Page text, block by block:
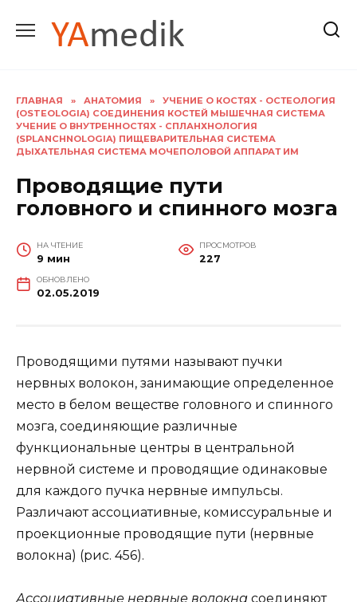
содержанию
ГЛАВНАЯ » АНАТОМИЯ »
УЧЕНИЕ О КОСТЯХ - ОСТЕОЛОГИЯ
(OSTEOLOGIA) СОЕДИНЕНИЯ КОСТЕЙ МЫШЕЧНАЯ СИСТЕМА
УЧЕНИЕ О ВНУТРЕННОСТЯХ - СПЛАНХНОЛОГИЯ
(SPLANCHNOLOGIA) ПИЩЕВАРИТЕЛЬНАЯ СИСТЕМА
ДЫХАТЕЛЬНАЯ СИСТЕМА МОЧЕПОЛОВОЙ АППАРАТ ИМ
Проводящие пути
головного и спинного мозга
НА ЧТЕНИЕ
9 мин
ПРОСМОТРОВ
227
ОБНОВЛЕНО
02.05.2019
Проводящими путями называют пучки
нервных волокон, занимающие определенное
место в белом веществе головного и спинного
мозга, соединяющие различные
функциональные центры в центральной
нервной системе и проводящие одинаковые
для каждого пучка нервные импульсы.
Различают ассоциативные, комиссуральные и
проекционные проводящие пути (нервные
волокна) (рис. 456).
Ассоциативные нервные волокна соединяют